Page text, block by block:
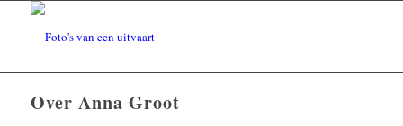
Over Anna Groot